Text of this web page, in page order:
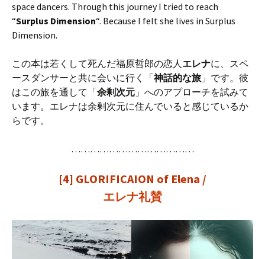
space dancers. Through this journey I tried to reach
“Surplus Dimension“. Because I felt she lives in Surplus
Dimension.
この本は若くして死んだ福原哲郎の恋人エレナに、スペ
ースダンサーと共に会いに行く「神話的な旅 」です。彼
はこの旅を通して「余剰次元 」へのアプローチを試みて
います。エレナは余剰次元に住んでいると感じているか
らです。
…………………………………
[4] GLORIFICAION of Elena /
エレナ礼賛